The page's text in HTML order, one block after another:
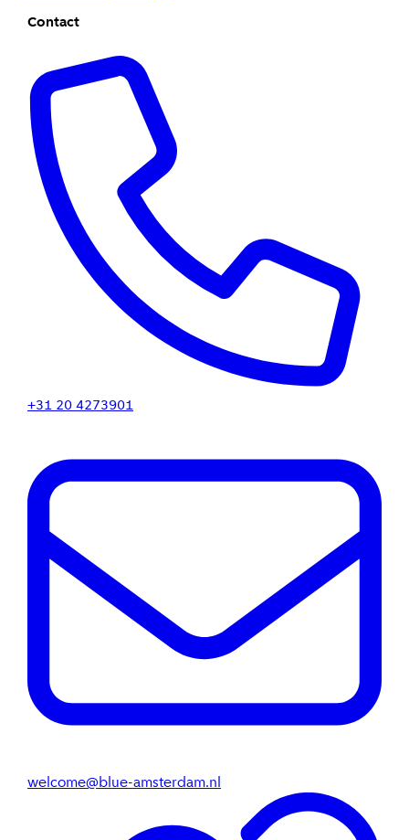
Contact
+31 20 4273901
welcome@blue-amsterdam.nl